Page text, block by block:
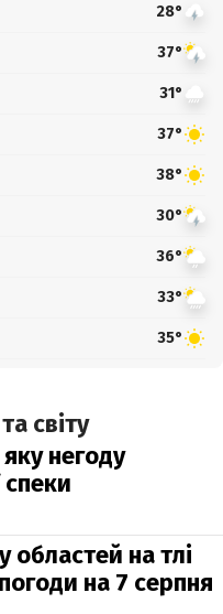
28°
37°
31°
37°
38°
30°
36°
33°
35°
світу
негоду
спеки
областей на тлі
на 7 серпня